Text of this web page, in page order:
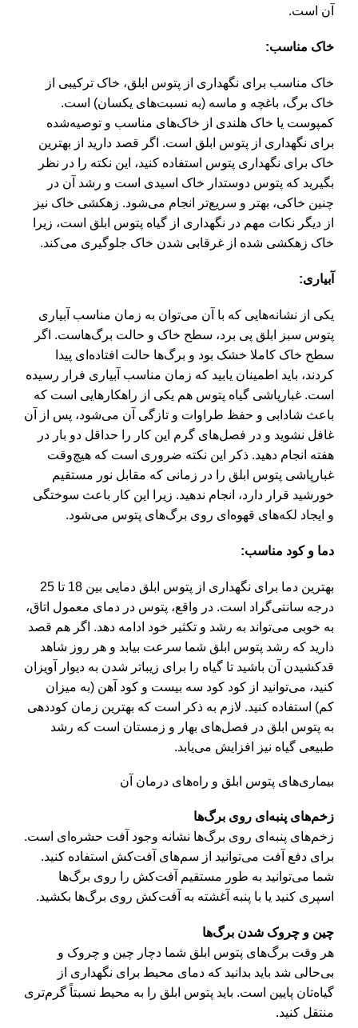
آن است.
خاک مناسب:
خاک مناسب برای نگهداری از پتوس ابلق، خاک ترکیبی از
خاک‌ برگ، باغچه و ماسه (به نسبت‌های یکسان) است.
کمپوست یا خاک هلندی از خاک‌های مناسب و توصیه‌شده
برای نگهداری از پتوس ابلق است. اگر قصد دارید از بهترین
خاک برای نگهداری پتوس استفاده کنید، این نکته را در نظر
بگیرید که پتوس دوستدار خاک اسیدی است و رشد آن در
چنین خاکی، بهتر و سریع‌تر انجام می‌شود. زهکشی خاک نیز
از دیگر نکات مهم در نگهداری از گیاه پتوس ابلق است، زیرا
خاک زهکشی شده از غرقابی شدن خاک جلوگیری می‌کند.
آبیاری:
یکی از نشانه‌هایی که با آن می‌توان به زمان مناسب آبیاری
پتوس سبز ابلق پی برد، سطح خاک و حالت برگ‌هاست. اگر
سطح خاک کاملا خشک بود و برگ‌ها حالت افتاده‌ای پیدا
کردند، باید اطمینان یابید که زمان مناسب آبیاری فرار رسیده
است. غبارپاشی گیاه پتوس هم یکی از راهکارهایی است که
باعث شادابی و حفظ طراوات و تازگی آن می‌شود، پس از آن
غافل نشوید و در فصل‌های گرم این کار را حداقل دو بار در
هفته انجام دهید. ذکر این نکته ضروری است که هیچ‌وقت
غبارپاشی پتوس ابلق را در زمانی که مقابل نور مستقیم
خورشید قرار دارد، انجام ندهید. زیرا این کار باعث سوختگی
و ایجاد لکه‌های قهوه‌ای روی برگ‌های پتوس می‌شود.
دما و کود مناسب:
بهترین دما برای نگهداری از پتوس ابلق دمایی بین 18 تا 25
درجه سانتی‌گراد است. در واقع، پتوس در دمای معمول اتاق،
به خوبی می‌تواند به رشد و تکثیر خود ادامه دهد. اگر هم قصد
دارید که رشد پتوس ابلق شما سرعت بیابد و هر روز شاهد
قدکشیدن آن باشید تا گیاه را برای زیباتر شدن به دیوار آویزان
کنید، می‌توانید از کود کود سه بیست و کود آهن (به میزان
کم) استفاده کنید. لازم به ذکر است که بهترین زمان کوددهی
به پتوس ابلق در فصل‌های بهار و زمستان است که رشد
طبیعی گیاه نیز افزایش می‌یابد.
بیماری‌های پتوس ابلق و راه‌های درمان آن
زخم‌های پنبه‌ای روی برگ‌ها
زخم‌های پنبه‌ای روی برگ‌ها نشانه وجود آفت حشره‌ای است.
برای دفع آفت می‌توانید از سم‌های آفت‌کش استفاده کنید.
شما می‌توانید به طور مستقیم آفت‌کش را روی برگ‌ها
اسپری کنید یا با پنبه آغشته به آفت‌کش روی برگ‌ها بکشید.
چین و چروک شدن برگ‌ها
هر وقت برگ‌های پتوس ابلق شما دچار چین و چروک و
بی‌حالی شد باید بدانید که دمای محیط برای نگهداری از
گیاه‌تان پایین است. باید پتوس ابلق را به محیط نسبتاً گرم‌تری
منتقل کنید.